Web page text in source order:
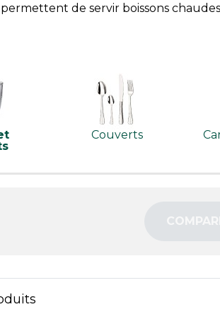
de servir boissons
Couverts